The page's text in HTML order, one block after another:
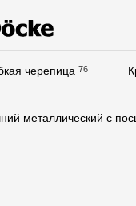
черепица 76
металлический с